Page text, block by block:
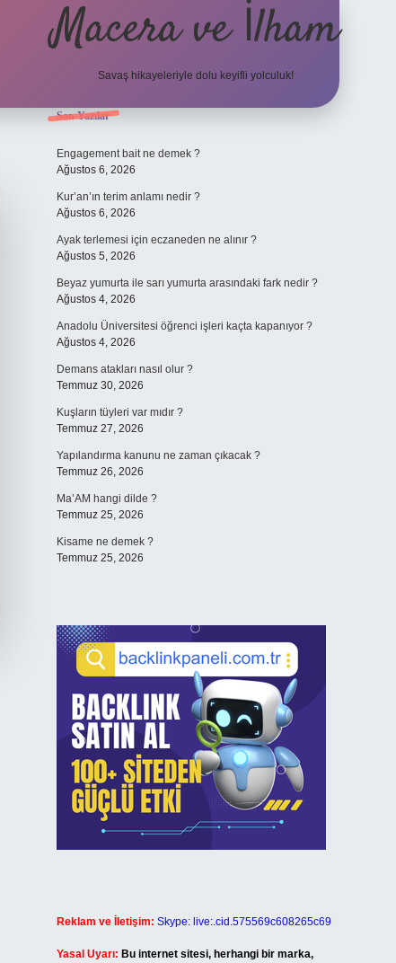
Macera ve İlham
Savaş hikayeleriyle dolu keyifli yolculuk!
Sidebar
Son Yazılar
Engagement bait ne demek ?
Ağustos 6, 2026
Kur’an’ın terim anlamı nedir ?
Ağustos 6, 2026
Ayak terlemesi için eczaneden ne alınır ?
Ağustos 5, 2026
Beyaz yumurta ile sarı yumurta arasındaki fark nedir ?
Ağustos 4, 2026
Anadolu Üniversitesi öğrenci işleri kaçta kapanıyor ?
Ağustos 4, 2026
Demans atakları nasıl olur ?
Temmuz 30, 2026
Kuşların tüyleri var mıdır ?
Temmuz 27, 2026
Yapılandırma kanunu ne zaman çıkacak ?
Temmuz 26, 2026
Ma’AM hangi dilde ?
Temmuz 25, 2026
Kisame ne demek ?
Temmuz 25, 2026
Reklam ve İletişim: Skype: live:.cid.575569c608265c69
Yasal Uyarı: Bu internet sitesi, herhangi bir marka,